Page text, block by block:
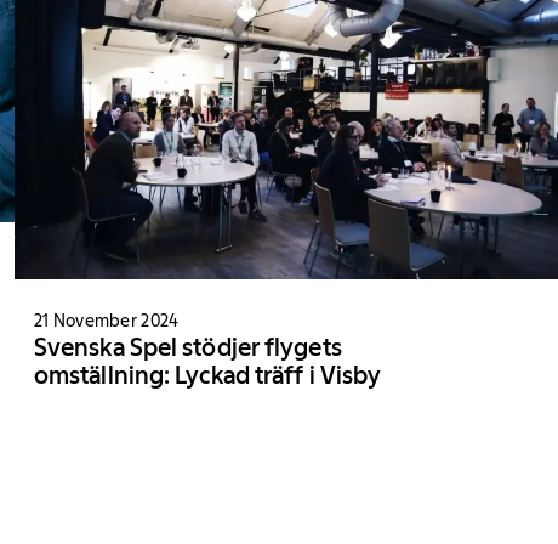
21 November 2024
Svenska Spel stödjer flygets
omställning: Lyckad träff i Visby